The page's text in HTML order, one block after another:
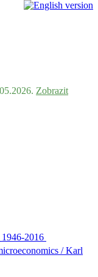
Zobrazit
2016
/ Karl